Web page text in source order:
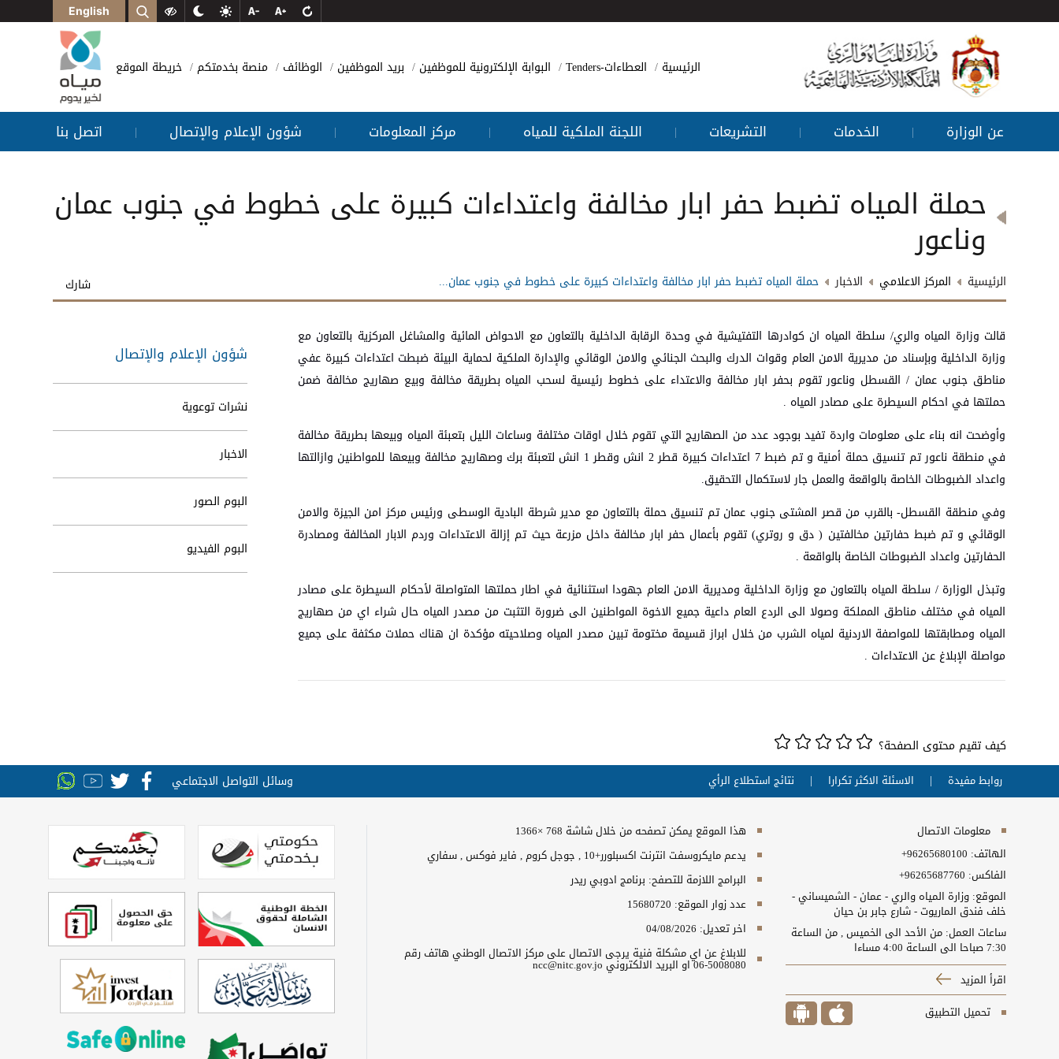
English
الرئيسية العطاءات-Tenders البوابة الإلكترونية للموظفين بريد الموظفين الوظائف منصة بخدمتكم خريطة الموقع
عن الوزارة | الخدمات | التشريعات | اللجنة الملكية للمياه | مركز المعلومات | شؤون الإعلام والإتصال | اتصل بنا
حملة المياه تضبط حفر ابار مخالفة واعتداءات كبيرة على خطوط في جنوب عمان
وناعور
الرئيسية المركز الاعلامي الاخبار حملة المياه تضبط حفر ابار مخالفة واعتداءات كبيرة على خطوط في جنوب عمان... شارك
قالت وزارة المياه والري/ سلطة المياه ان كوادرها التفتيشية في وحدة الرقابة الداخلية بالتعاون مع الاحواض المائية والمشاغل المركزية بالتعاون مع
وزارة الداخلية وبإسناد من مديرية الامن العام وقوات الدرك والبحث الجنائي والامن الوقائي والإدارة الملكية لحماية البيئة ضبطت اعتداءات كبيرة عفي
مناطق جنوب عمان / القسطل وناعور تقوم بحفر ابار مخالفة والاعتداء على خطوط رئيسية لسحب المياه بطريقة مخالفة وبيع صهاريج مخالفة ضمن
حملتها في احكام السيطرة على مصادر المياه .
وأوضحت انه بناء على معلومات واردة تفيد بوجود عدد من الصهاريج التي تقوم خلال اوقات مختلفة وساعات الليل بتعبئة المياه وبيعها بطريقة مخالفة
في منطقة ناعور تم تنسيق حملة أمنية و تم ضبط 7 اعتداءات كبيرة قطر 2 انش وقطر 1 انش لتعبئة برك وصهاريج مخالفة وبيعها للمواطنين وازالتها
واعداد الضبوطات الخاصة بالواقعة والعمل جار لاستكمال التحقيق.
وفي منطقة القسطل- بالقرب من قصر المشتى جنوب عمان تم تنسيق حملة بالتعاون مع مدير شرطة البادية الوسطى ورئيس مركز امن الجيزة والامن
الوقائي و تم ضبط حفارتين مخالفتين ( دق و روتري) تقوم بأعمال حفر ابار مخالفة داخل مزرعة حيث تم إزالة الاعتداءات وردم الابار المخالفة ومصادرة
الحفارتين واعداد الضبوطات الخاصة بالواقعة .
وتبذل الوزارة / سلطة المياه بالتعاون مع وزارة الداخلية ومديرية الامن العام جهودا استثنائية في اطار حملتها المتواصلة لأحكام السيطرة على مصادر
المياه في مختلف مناطق المملكة وصولا الى الردع العام داعية جميع الاخوة المواطنين الى ضرورة التثبت من مصدر المياه حال شراء اي من صهاريج
المياه ومطابقتها للمواصفة الاردنية لمياه الشرب من خلال ابراز قسيمة مختومة تبين مصدر المياه وصلاحيته مؤكدة ان هناك حملات مكثفة على جميع
مواصلة الإبلاغ عن الاعتداءات .
شؤون الإعلام والإتصال
نشرات توعوية
الاخبار
البوم الصور
البوم الفيديو
كيف تقيم محتوى الصفحة؟
روابط مفيدة الاسئلة الاكثر تكرارا نتائج استطلاع الرأي وسائل التواصل الاجتماعي
معلومات الاتصال
الهاتف: +96265680100
الفاكس: +96265687760
الموقع: وزارة المياه والري - عمان - الشميساني -
خلف فندق الماريوت - شارع جابر بن حيان
ساعات العمل: من الأحد الى الخميس , من الساعة
7:30 صباحا الى الساعة 4:00 مساءا
اقرأ المزيد
تحميل التطبيق
هذا الموقع يمكن تصفحه من خلال شاشة 768 ×1366
يدعم مايكروسفت انترنت اكسبلورر+10 , جوجل كروم , فاير فوكس , سفاري
البرامج اللازمة للتصفح: برنامج ادوبي ريدر
عدد زوار الموقع: 15680720
اخر تعديل: 04/08/2026
للابلاغ عن اي مشكلة فنية يرجى الاتصال على مركز الاتصال الوطني هاتف رقم
5008080-06 او البريد الالكتروني ncc@nitc.gov.jo